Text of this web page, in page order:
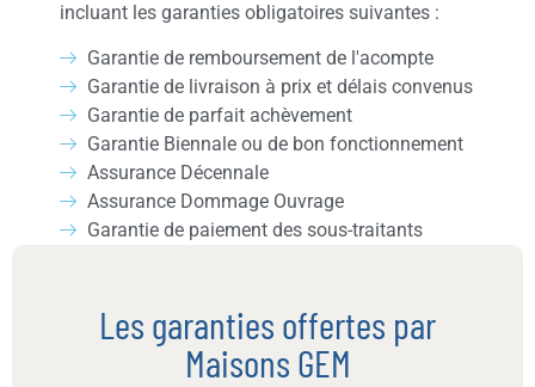
incluant les garanties obligatoires suivantes :
Garantie de remboursement de l'acompte
Garantie de livraison à prix et délais convenus
Garantie de parfait achèvement
Garantie Biennale ou de bon fonctionnement
Assurance Décennale
Assurance Dommage Ouvrage
Garantie de paiement des sous-traitants
Les garanties offertes par
Maisons GEM